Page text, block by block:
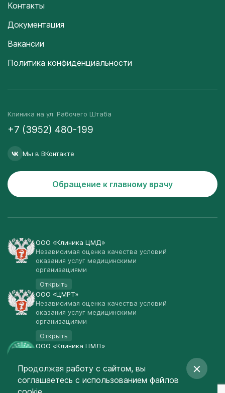
Контакты
Документация
Вакансии
Политика конфиденциальности
Клиника на ул. Рабочего Штаба
+7 (3952) 480-199
Мы в ВКонтакте
Обращение к главному врачу
ООО «Клиника ЦМД»
Независимая оценка качества условий
оказания услуг медицинскими
организациями
Открыть
ООО «ЦМРТ»
Независимая оценка качества условий
оказания услуг медицинскими
организациями
Открыть
ООО «Клиника ЦМД»
Открыть
© Клиника ЦМД 2003-2026
Продолжая работу с сайтом, вы
соглашаетесь с использованием файлов